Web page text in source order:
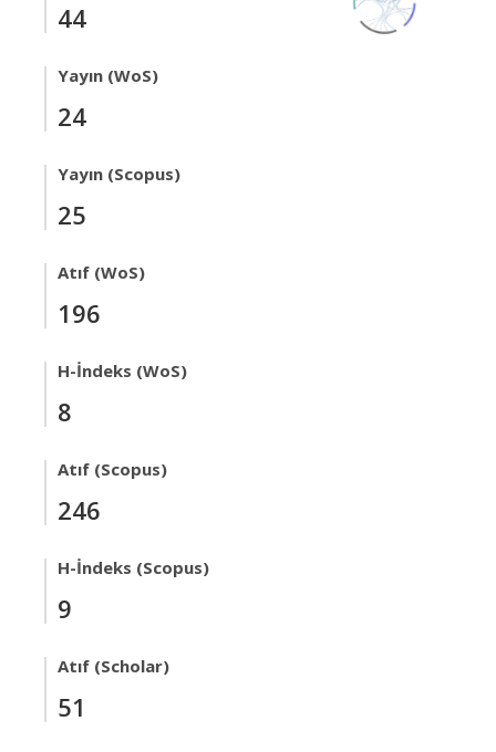
44
Yayın (WoS)
24
Yayın (Scopus)
25
Atıf (WoS)
196
H-İndeks (WoS)
8
Atıf (Scopus)
246
H-İndeks (Scopus)
9
Atıf (Scholar)
51